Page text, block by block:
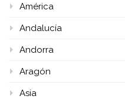
América
Andalucía
Andorra
Aragón
Asia